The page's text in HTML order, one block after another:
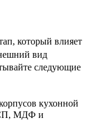
который влияет
вид
следующие
кухонной
МДФ и